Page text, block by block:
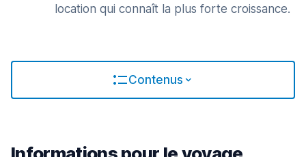
location qui connaît la plus forte croissance.
Contenus